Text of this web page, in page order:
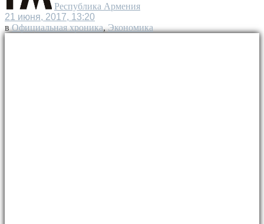
Республика Армения
21 июня, 2017, 13:20
в Официальная хроника,Экономика